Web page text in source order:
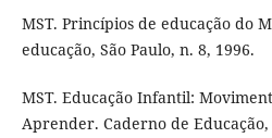
MST. Princípios de educação do
educação, São Paulo, n. 8, 1996.
MST. Educação Infantil:
Aprender. Caderno de Educação,